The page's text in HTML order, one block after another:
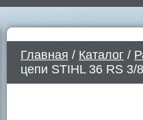
Главная / Каталог /
цепи STIHL 36 RS 3/